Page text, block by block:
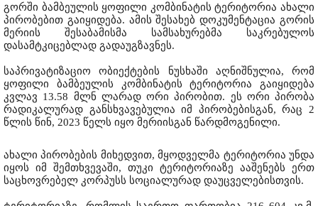
გორში ბამბეულის ყოფილი კომბინატის ტერიტორია ახალი
პირობებით გაიყიდება. ამის შესახებ დოკუმენტაცია გორის
მერიის შესაბამისმა სამსახურებმა საკრებულოს
დასამტკიცებლად გადაუგზავნეს.
საპრივატიზაციო ობიექტების ნუსხაში აღნიშნულია, რომ
ყოფილი ბამბეულის კომბინატის ტერიტორია გაიყიდება
კვლავ 13.58 მლნ ლარად ორი პირობით. ეს ორი პირობა
რადიკალურად განსხვავებულია იმ პირობებისგან, რაც 2
წლის წინ, 2023 წელს იყო მერიისგან წარდმოგენილი.
ახალი პირობების მიხედვით, მყოდველმა ტერიტორია უნდა
იყოს იმ შემთხვევაში, თუკი ტერიტორიაზე ააშენებს ერთ
საცხოვრებელ კორპუსს სოციალურად დაუცველებისთვის.